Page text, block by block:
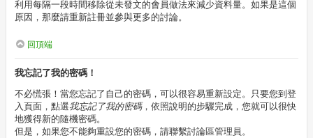
利用每隔一段時間移除從未發文的會員做法來減少資料量。如果是這個
原因，那麼請重新註冊並參與更多的討論。
回頂端
我忘記了我的密碼！
不必慌張！當您忘記了自己的密碼，可以很容易重新設定。只要您到登
入頁面，點選我忘記了我的密碼，依照說明的步驟完成，您就可以很快
地獲得新的隨機密碼。
但是，如果您不能夠重設您的密碼，請聯繫討論區管理員。